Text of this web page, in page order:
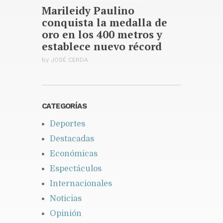
Marileidy Paulino
conquista la medalla de
oro en los 400 metros y
establece nuevo récord
by JOSÉ CERDA
CATEGORÍAS
Deportes
Destacadas
Económicas
Espectáculos
Internacionales
Noticias
Opinión